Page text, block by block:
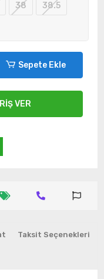
38
38.5
Sepete Ekle
VER
Taksit Seçenekleri